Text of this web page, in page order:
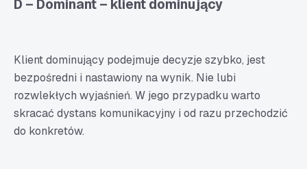
D – Dominant – klient dominujący
Klient dominujący podejmuje decyzje szybko, jest
bezpośredni i nastawiony na wynik. Nie lubi
rozwlekłych wyjaśnień. W jego przypadku warto
skracać dystans komunikacyjny i od razu przechodzić
do konkretów.